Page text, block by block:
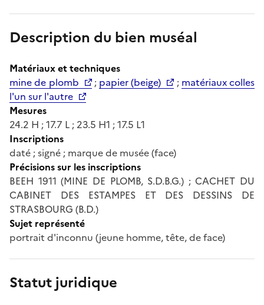
Description du bien muséal
Matériaux et techniques
mine de plomb
; papier (beige) ; matériaux colles
l'un sur l'autre
Mesures
24.2 H ; 17.7 L ; 23.5 H1 ; 17.5 L1
Inscriptions
daté ; signé ; marque de musée (face)
Précisions sur les inscriptions
BEEH 1911 (MINE DE PLOMB, S.D.B.G.) ; CACHET DU
CABINET DES ESTAMPES ET DES DESSINS DE
STRASBOURG (B.D.)
Sujet représenté
portrait d'inconnu (jeune homme, tête, de face)
Statut juridique